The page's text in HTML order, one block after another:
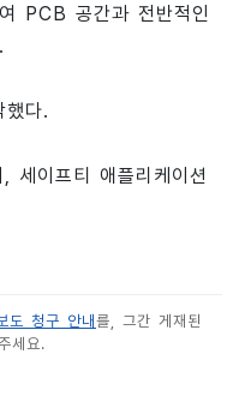
PCB 공간과 전반적인
다.
이프티 애플리케이션
도 청구 안내 를, 그간 게재된
세요.